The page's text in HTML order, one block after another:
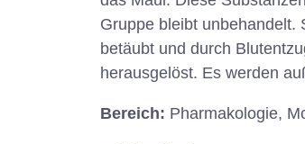
Gruppe bleibt unbehandelt.
betäubt und durch
herausgelöst. Es werden
Bereich: Pharmakologie,